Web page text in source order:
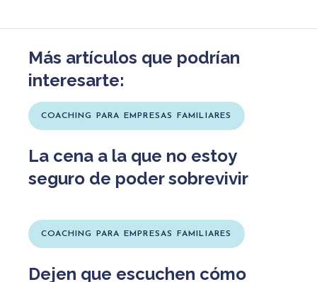
Más artículos que podrían
interesarte:
COACHING PARA EMPRESAS FAMILIARES
La cena a la que no estoy
seguro de poder sobrevivir
COACHING PARA EMPRESAS FAMILIARES
Dejen que escuchen cómo